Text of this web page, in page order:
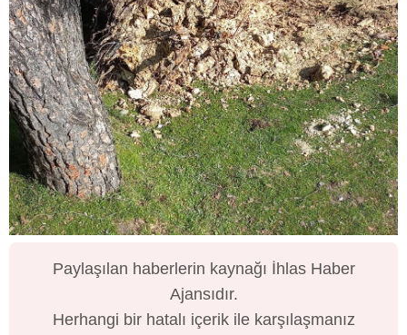
Paylaşılan haberlerin kaynağı İhlas Haber
Ajansıdır.
Herhangi bir hatalı içerik ile karşılaşmanız